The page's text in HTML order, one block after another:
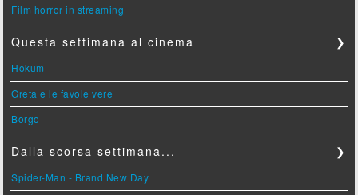
Film horror in streaming
Questa settimana al cinema ❯
Hokum
Greta e le favole vere
Borgo
Dalla scorsa settimana... ❯
Spider-Man - Brand New Day